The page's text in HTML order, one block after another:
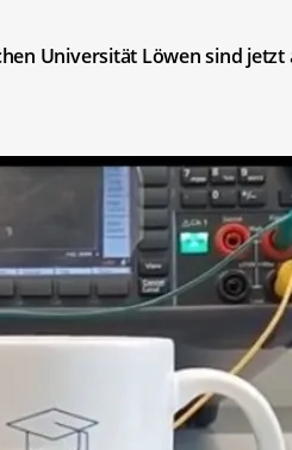
Universität Löwen sind